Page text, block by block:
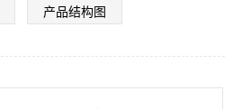
产品结构图